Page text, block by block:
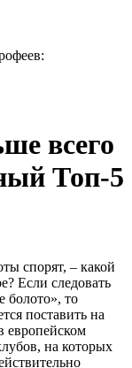
всего
Топ-5
Если следовать
болото», то
поставить на
европейском
на которых